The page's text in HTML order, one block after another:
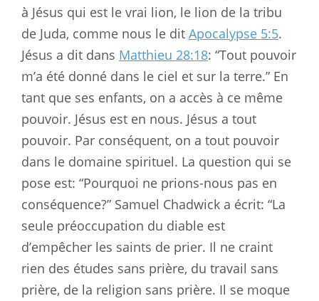
à Jésus qui est le vrai lion, le lion de la tribu
de Juda, comme nous le dit Apocalypse 5:5.
Jésus a dit dans Matthieu 28:18: “Tout pouvoir
m’a été donné dans le ciel et sur la terre.” En
tant que ses enfants, on a accès à ce même
pouvoir. Jésus est en nous. Jésus a tout
pouvoir. Par conséquent, on a tout pouvoir
dans le domaine spirituel. La question qui se
pose est: “Pourquoi ne prions-nous pas en
conséquence?” Samuel Chadwick a écrit: “La
seule préoccupation du diable est
d’empêcher les saints de prier. Il ne craint
rien des études sans prière, du travail sans
prière, de la religion sans prière. Il se moque